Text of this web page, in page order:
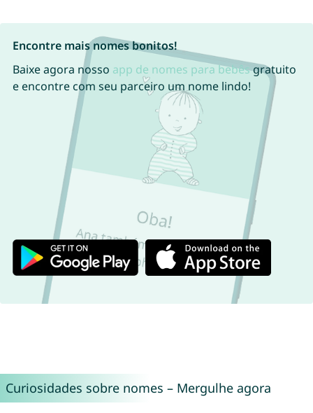
Encontre mais nomes bonitos!
Baixe agora nosso app de nomes para bebêsgratuito
e encontre com seu parceiro um nome lindo!
Curiosidades sobre nomes – Mergulhe agora